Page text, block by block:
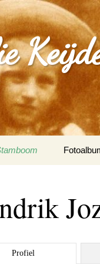
0_Joep
Profiel